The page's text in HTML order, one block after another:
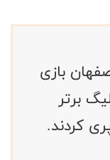
بازی
برتر
کردند.